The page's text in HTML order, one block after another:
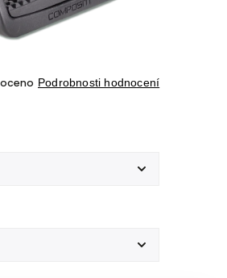
Podrobnosti hodnocení